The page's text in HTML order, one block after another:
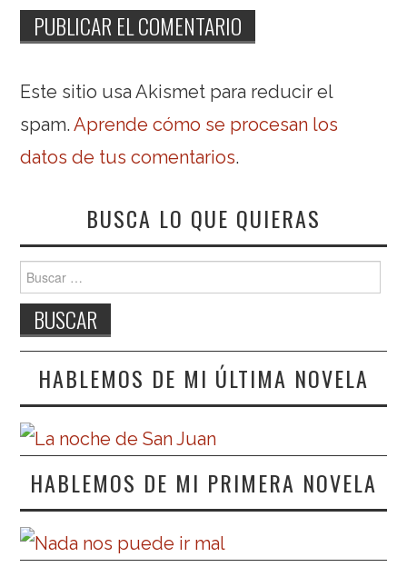
Este sitio usa Akismet para reducir el
spam.Aprende cómo se procesan los
datos de tus comentarios.
BUSCA LO QUE QUIERAS
Buscar:
HABLEMOS DE MI ÚLTIMA NOVELA
HABLEMOS DE MI PRIMERA NOVELA